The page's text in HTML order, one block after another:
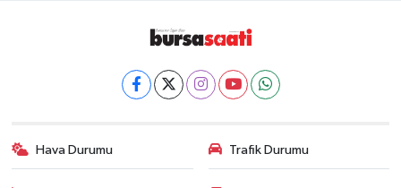
Hava Durumu Trafik Durumu